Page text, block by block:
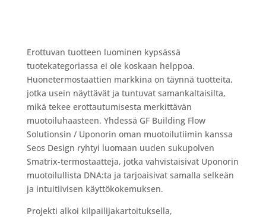
Erottuvan tuotteen luominen kypsässä
tuotekategoriassa ei ole koskaan helppoa.
Huonetermostaattien markkina on täynnä tuotteita,
jotka usein näyttävät ja tuntuvat samankaltaisilta,
mikä tekee erottautumisesta merkittävän
muotoiluhaasteen. Yhdessä GF Building Flow
Solutionsin / Uponorin oman muotoilutiimin kanssa
Seos Design ryhtyi luomaan uuden sukupolven
Smatrix-termostaatteja, jotka vahvistaisivat Uponorin
muotoilullista DNA:ta ja tarjoaisivat samalla selkeän
ja intuitiivisen käyttökokemuksen.
Projekti alkoi kilpailijakartoituksella,